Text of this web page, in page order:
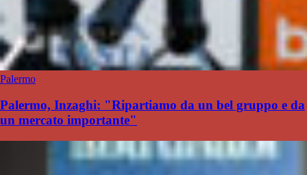
Palermo
Palermo, Inzaghi: "Ripartiamo da un bel gruppo e da
un mercato importante"